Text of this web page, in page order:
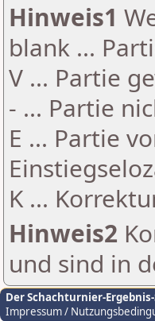
Hinweis1
blank ...
V ... Partie
- ... Partie
E ... Partie
K ...
Hinweis2
und sind in
Der Schachturnier-
Impressum /